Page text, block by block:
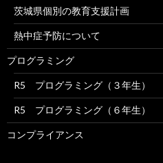
茨城県個別の教育支援計画
熱中症予防について
プログラミング
R5 プログラミング（３年生）
R5 プログラミング（６年生）
コンプライアンス